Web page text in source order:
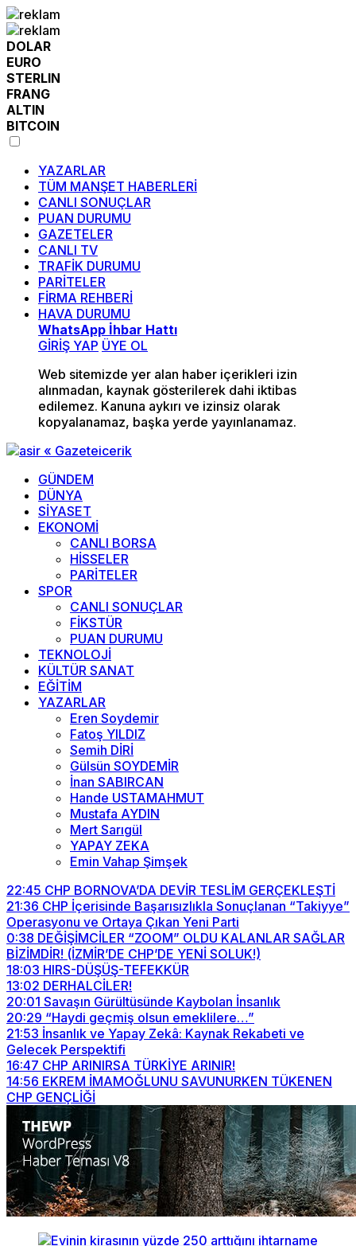
DOLAR
EURO
STERLIN
FRANG
ALTIN
BITCOIN
YAZARLAR
TÜM MANŞET HABERLERİ
CANLI SONUÇLAR
PUAN DURUMU
GAZETELER
CANLI TV
TRAFİK DURUMU
PARİTELER
FİRMA REHBERİ
HAVA DURUMU
WhatsApp İhbar Hattı
GİRİŞ YAP ÜYE OL
Web sitemizde yer alan haber içerikleri izin
alınmadan, kaynak gösterilerek dahi iktibas
edilemez. Kanuna aykırı ve izinsiz olarak
kopyalanamaz, başka yerde yayınlanamaz.
GÜNDEM
DÜNYA
SİYASET
EKONOMİ
CANLI BORSA
HİSSELER
PARİTELER
SPOR
CANLI SONUÇLAR
FİKSTÜR
PUAN DURUMU
TEKNOLOJİ
KÜLTÜR SANAT
EĞİTİM
YAZARLAR
Eren Soydemir
Fatoş YILDIZ
Semih DİRİ
Gülsün SOYDEMİR
İnan SABIRCAN
Hande USTAMAHMUT
Mustafa AYDIN
Mert Sarıgül
YAPAY ZEKA
Emin Vahap Şimşek
22:45 CHP BORNOVA’DA DEVİR TESLİM GERÇEKLEŞTİ
21:36 CHP İçerisinde Başarısızlıkla Sonuçlanan “Takiyye”
Operasyonu ve Ortaya Çıkan Yeni Parti
0:38 DEĞİŞİMCİLER “ZOOM” OLDU KALANLAR SAĞLAR
BİZİMDİR! (İZMİR’DE CHP’DE YENİ SOLUK!)
18:03 HIRS-DÜŞÜŞ-TEFEKKÜR
13:02 DERHALCİLER!
20:01 Savaşın Gürültüsünde Kaybolan İnsanlık
20:29 “Haydi geçmiş olsun emeklilere…”
21:53 İnsanlık ve Yapay Zekâ: Kaynak Rekabeti ve
Gelecek Perspektifi
16:47 CHP ARINIRSA TÜRKİYE ARINIR!
14:56 EKREM İMAMOĞLUNU SAVUNURKEN TÜKENEN
CHP GENÇLİĞİ